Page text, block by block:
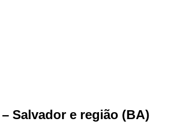
– Salvador e região (BA)